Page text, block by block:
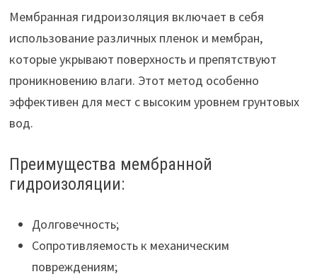
Мембранная гидроизоляция включает в себя
использование различных пленок и мембран,
которые укрывают поверхность и препятствуют
проникновению влаги. Этот метод особенно
эффективен для мест с высоким уровнем грунтовых
вод.
Преимущества мембранной
гидроизоляции:
Долговечность;
Сопротивляемость к механическим
повреждениям;